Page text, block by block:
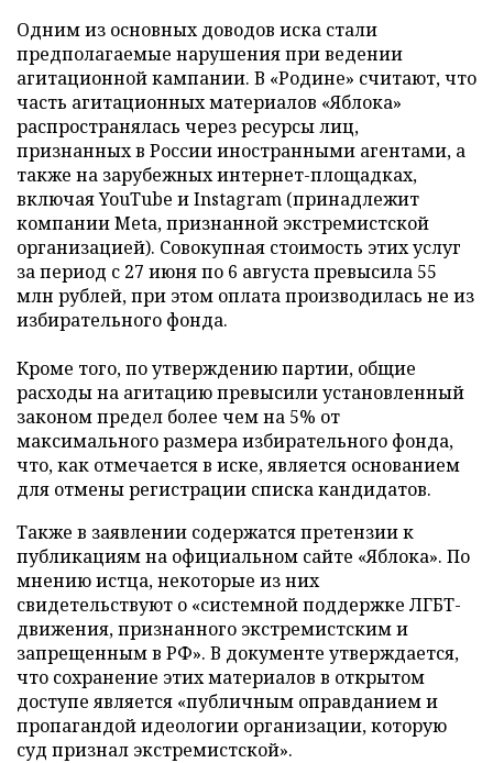
Одним из основных доводов иска стали
предполагаемые нарушения при ведении
агитационной кампании. В «Родине» считают, что
часть агитационных материалов «Яблока»
распространялась через ресурсы лиц,
признанных в России иностранными агентами, а
также на зарубежных интернет-площадках,
включая YouTube и Instagram (принадлежит
компании Meta, признанной экстремистской
организацией). Совокупная стоимость этих услуг
за период с 27 июня по 6 августа превысила 55
млн рублей, при этом оплата производилась не из
избирательного фонда.
Кроме того, по утверждению партии, общие
расходы на агитацию превысили установленный
законом предел более чем на 5% от
максимального размера избирательного фонда,
что, как отмечается в иске, является основанием
для отмены регистрации списка кандидатов.
Также в заявлении содержатся претензии к
публикациям на официальном сайте «Яблока». По
мнению истца, некоторые из них
свидетельствуют о «системной поддержке ЛГБТ-
движения, признанного экстремистским и
запрещенным в РФ». В документе утверждается,
что сохранение этих материалов в открытом
доступе является «публичным оправданием и
пропагандой идеологии организации, которую
суд признал экстремистской».